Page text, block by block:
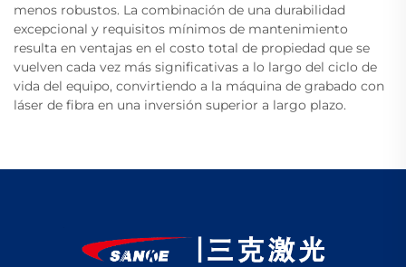
menos robustos. La combinación de una durabilidad
excepcional y requisitos mínimos de mantenimiento
resulta en ventajas en el costo total de propiedad que se
vuelven cada vez más significativas a lo largo del ciclo de
vida del equipo, convirtiendo a la máquina de grabado con
láser de fibra en una inversión superior a largo plazo.